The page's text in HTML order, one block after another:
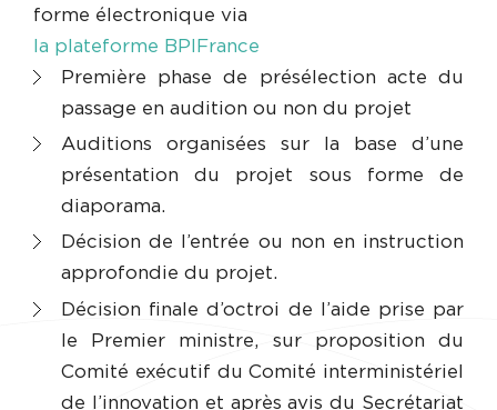
forme électronique via
la plateforme BPIFrance
Première phase de présélection acte du
passage en audition ou non du projet
Auditions organisées sur la base d’une
présentation du projet sous forme de
diaporama.
Décision de l’entrée ou non en instruction
approfondie du projet.
Décision finale d’octroi de l’aide prise par
le Premier ministre, sur proposition du
Comité exécutif du Comité interministériel
de l’innovation et après avis du Secrétariat